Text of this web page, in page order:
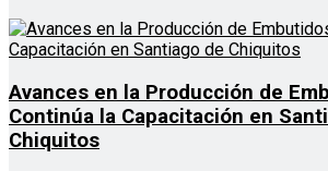
Avances en la Producción de
Continúa la Capacitación en
Chiquitos